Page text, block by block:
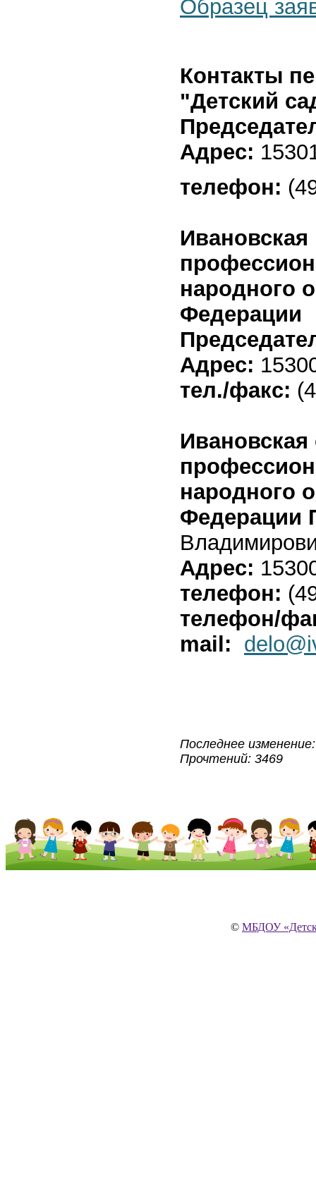
Образец
Контакты
"Детский
Адрес:
телефон:
Ивановская
народного
Федерации
Адрес:
тел./факс:
Ивановская
народного
Федерации
Адрес:
телефон:
телефон/
mail:
Последнее
Прочтений: 3469
© МБДОУ